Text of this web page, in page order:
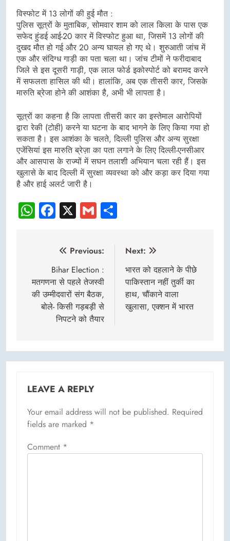
विस्फोट में 13 लोगों की हुई मौत :
पुलिस सूत्रों के मुताबिक, सोमवार शाम को लाल किला के पास एक
सफेद हुंडई आई-20 कार में विस्फोट हुआ था, जिसमें 13 लोगों की
दुखद मौत हो गई और 20 अन्य घायल हो गए थे। शुरुआती जांच में
एक और संदिग्ध गाड़ी का पता चला था। जांच टीमों ने फरीदाबाद
जिले से इस दूसरी गाड़ी, एक लाल फोर्ड इकोस्पोर्ट को बरामद करने
में सफलता हासिल की थी। हालांकि, अब एक तीसरी कार, जिसके
मारुति ब्रेजा होने की आशंका है, अभी भी लापता है।
सूत्रों का कहना है कि लापता तीसरी कार का इस्तेमाल आरोपियों
द्वारा रेकी (टोही) करने या घटना के बाद भागने के लिए किया गया हो
सकता है। इस आशंका के चलते, दिल्ली पुलिस और अन्य सुरक्षा
एजेंसियां इस मारुति ब्रेज़ा का पता लगाने के लिए दिल्ली-एनसीआर
और आसपास के राज्यों में सघन तलाशी अभियान चला रही हैं। इस
खुलासे के बाद दिल्ली में सुरक्षा व्यवस्था को और कड़ा कर दिया गया
है और हाई अलर्ट जारी है।
WhatsApp
Facebook
X Gmail
navigation
Previous:
Bihar Election :
मतगणना से पहले तेजस्वी
की उम्मीदवारों संग बैठक,
बोले- किसी गड़बड़ी से
निपटने को तैयार
Next:
भारत को दहलाने के पीछे
पाकिस्तान नहीं तुर्की का
हाथ, चौंकाने वाला
खुलासा, एक्शन में भारत
LEAVE A REPLY
Your email address will not be published. Required
fields are marked *
Comment *